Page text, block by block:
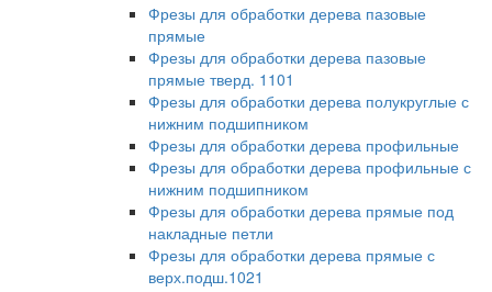
Фрезы для обработки дерева пазовые
прямые
Фрезы для обработки дерева пазовые
прямые тверд. 1101
Фрезы для обработки дерева полукруглые с
нижним подшипником
Фрезы для обработки дерева профильные
Фрезы для обработки дерева профильные с
нижним подшипником
Фрезы для обработки дерева прямые под
накладные петли
Фрезы для обработки дерева прямые с
верх.подш.1021